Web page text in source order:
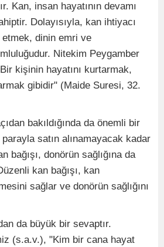
Kan, insan hayatının devamı
Dolayısıyla, kan ihtiyacı
dinin emri ve
Nitekim Peygamber
kişinin hayatını kurtarmak,
gibidir" (Maide Suresi, 32.
bakıldığında da önemli bir
satın alınamayacak kadar
bağışı, donörün sağlığına da
kan bağışı, kan
sağlar ve donörün sağlığını
da büyük bir sevaptır.
(s.a.v.), "Kim bir cana hayat